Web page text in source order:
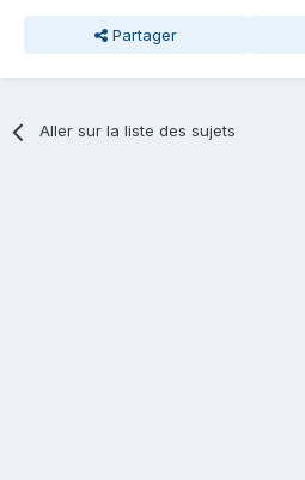
Partager
Aller sur la liste des sujets